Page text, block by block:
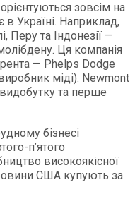
зовсім на
в Україні. Наприклад,
Перу та Індонезії —
Ця компанія
— Phelps Dodge
міді). Newmont
та перше
бізнесі
п’ятого
високоякісної
США купують за